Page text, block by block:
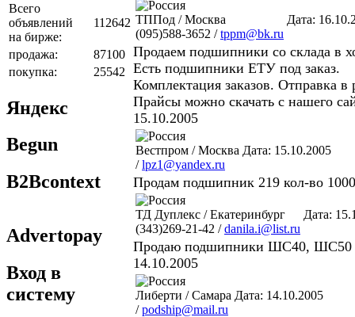
Всего
объявлений
на бирже:
112642
продажа:
87100
покупка:
25542
Яндекс
Begun
B2Bcontext
Advertopay
Вход в
систему
ТППод / Москва
(095)588-3652 /tppm@bk.ru
Дата:
Продаем подшипники со склада в
Есть подшипники ЕТУ под заказ.
Комплектация заказов. Отправка в
Прайсы можно скачать с нашего
15.10.2005
Вестпром / Москва
/lpz1@yandex.ru
Дата: 15.10.2005
Продам подшипник 219 кол-во
ТД Дуплекс / Екатеринбург
(343)269-21-42 /danila.i@list.ru
Дата:
Продаю подшипники ШС40, ШС50
14.10.2005
Либерти / Самара
/podship@mail.ru
Дата: 14.10.2005